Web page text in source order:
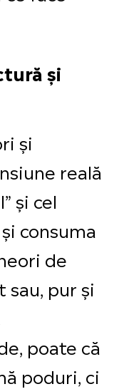
și
și
reală
și cel
consuma
de
pur și
poate că
poduri, ci